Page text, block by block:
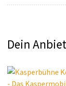
Dein